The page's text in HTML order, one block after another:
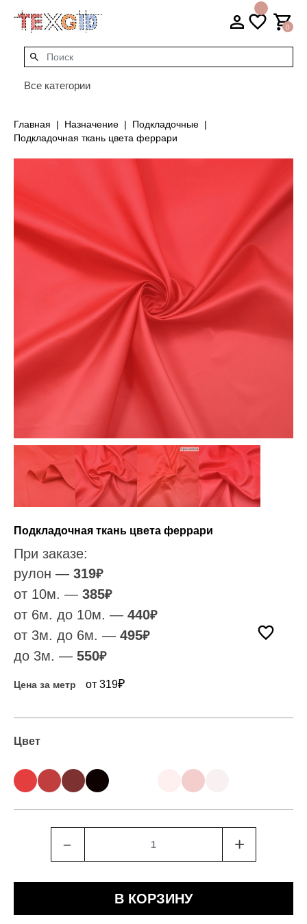
0
Все категории
Главная Назначение
Подкладочные
Подкладочная ткань цвета феррари
Подкладочная ткань цвета феррари
При заказе:
рулон — 319₽
от 10м. — 385₽
от 6м. до 10м. — 440₽
от 3м. до 6м. — 495₽
до 3м. — 550₽
Цена за метр от 319₽
Цвет
﹣ +
В КОРЗИНУ